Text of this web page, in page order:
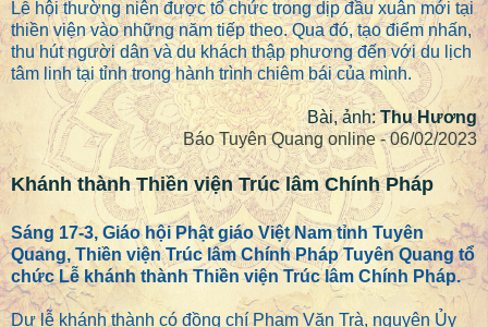
Lễ hội thường niên được tổ chức trong dịp đầu xuân mới tại
thiền viện vào những năm tiếp theo. Qua đó, tạo điểm nhấn,
thu hút người dân và du khách thập phương đến với du lịch
tâm linh tại tỉnh trong hành trình chiêm bái của mình.
Bài, ảnh:Thu Hương
Báo Tuyên Quang online - 06/02/2023
Khánh thành Thiền viện Trúc lâm Chính Pháp
Sáng 17-3, Giáo hội Phật giáo Việt Nam tỉnh Tuyên
Quang, Thiền viện Trúc lâm Chính Pháp Tuyên Quang tổ
chức Lễ khánh thành Thiền viện Trúc lâm Chính Pháp.
Dự lễ khánh thành có đồng chí Phạm Văn Trà, nguyên Ủy